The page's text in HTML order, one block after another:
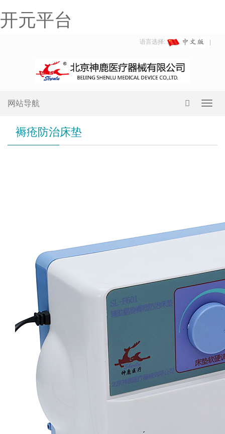
开元平台
语言选择:
网站导航
褥疮防治床垫